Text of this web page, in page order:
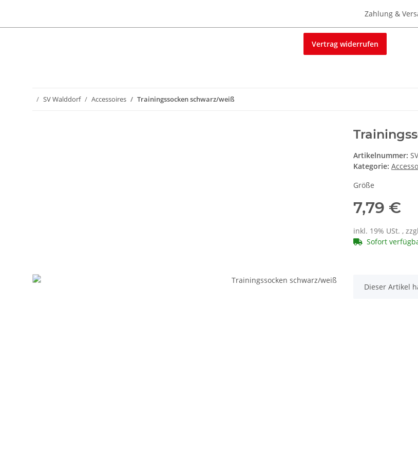
Zahlung &
Vertrag widerrufen
SV Walddorf Accessoires Trainingssocken schwarz/weiß
Artikelnummer:
Kategorie:
Größe
7,79 €
inkl. 19% USt. ,
Sofort
x
Dieser Artikel